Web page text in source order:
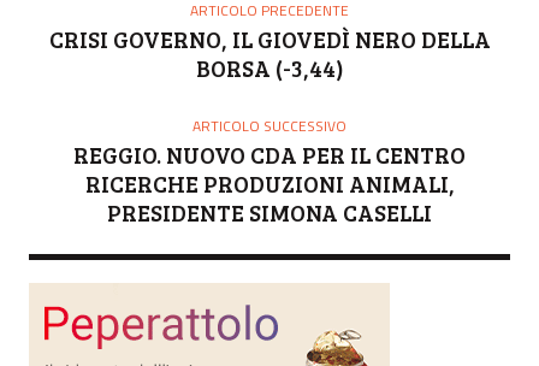
ARTICOLO PRECEDENTE
CRISI GOVERNO, IL GIOVEDÌ NERO DELLA
BORSA (-3,44)
ARTICOLO SUCCESSIVO
REGGIO. NUOVO CDA PER IL CENTRO
RICERCHE PRODUZIONI ANIMALI,
PRESIDENTE SIMONA CASELLI